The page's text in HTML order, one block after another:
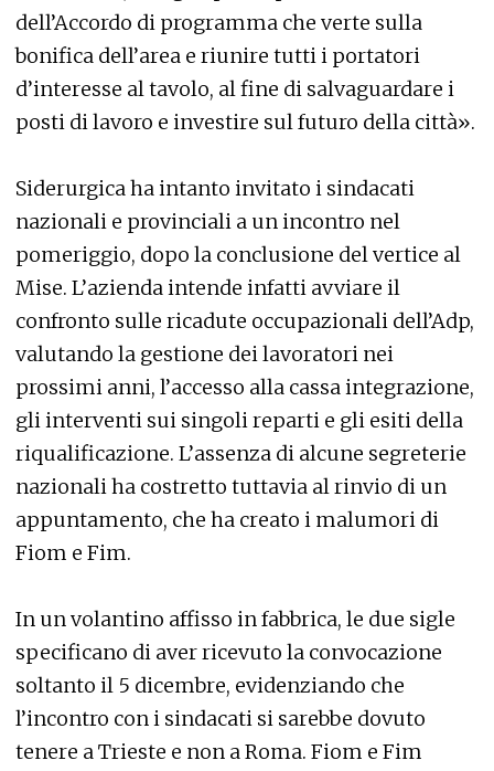
dell’Accordo di programma che verte sulla
bonifica dell’area e riunire tutti i portatori
d’interesse al tavolo, al fine di salvaguardare i
posti di lavoro e investire sul futuro della città».
Siderurgica ha intanto invitato i sindacati
nazionali e provinciali a un incontro nel
pomeriggio, dopo la conclusione del vertice al
Mise. L’azienda intende infatti avviare il
confronto sulle ricadute occupazionali dell’Adp,
valutando la gestione dei lavoratori nei
prossimi anni, l’accesso alla cassa integrazione,
gli interventi sui singoli reparti e gli esiti della
riqualificazione. L’assenza di alcune segreterie
nazionali ha costretto tuttavia al rinvio di un
appuntamento, che ha creato i malumori di
Fiom e Fim.
In un volantino affisso in fabbrica, le due sigle
specificano di aver ricevuto la convocazione
soltanto il 5 dicembre, evidenziando che
l’incontro con i sindacati si sarebbe dovuto
tenere a Trieste e non a Roma. Fiom e Fim